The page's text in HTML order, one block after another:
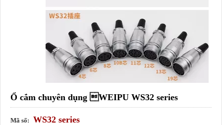
Ổ cắm chuyên dụng WEIPU WS32 series
Mã số: WS32 series